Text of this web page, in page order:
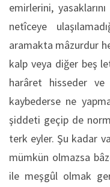
emirlerini,
netîceye
aramakta mâzurdur
kalp veya diğer beş
harâret hisseder
kaybederse ne
şiddeti geçip de
terk eyler. Şu kadar
mümkün olmazsa
ile meşgûl olmak